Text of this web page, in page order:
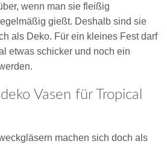
wenn man sie fleißig
gießt. Deshalb sind sie
als Deko. Für ein kleines Fest darf
etwas schicker und noch ein
Vasen für Tropical
machen sich doch als